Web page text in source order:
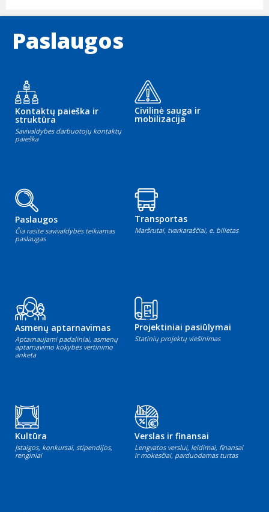
Paslaugos
Kontaktų paieška ir
struktūra
Savivaldybės darbuotojų kontaktų
paieška
Civilinė sauga ir
mobilizacija
Paslaugos
Čia rasite savivaldybės teikiamas
paslaugas
Transportas
Maršrutai, tvarkaraščiai, e. bilietas
Asmenų aptarnavimas
Aptarnaujami padaliniai, asmenų
aptarnavimo kokybės vertinimo
anketa
Projektiniai pasiūlymai
Statinių projektų viešinimas
Kultūra
Įstaigos, konkursai, stipendijos,
renginiai
Verslas ir finansai
Lengvatos verslui, leidimai, finansai
ir mokesčiai, parduodamas turtas